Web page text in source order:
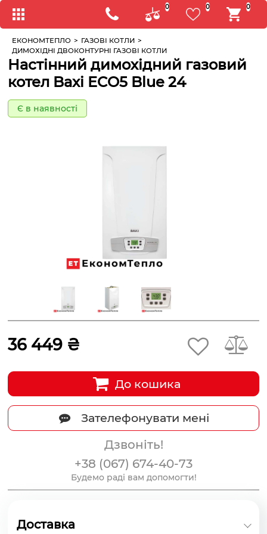
0 0 0
ЕКОНОМТЕПЛО > ГАЗОВІ КОТЛИ >
ДИМОХІДНІ ДВОКОНТУРНІ ГАЗОВІ КОТЛИ
Настінний димохідний газовий
котел Baxi ECO5 Blue 24
Є в наявності
36 449 ₴
До кошика
Зателефонувати мені
Дзвоніть!
+38 (067) 674-40-73
Будемо раді вам допомогти!
Доставка